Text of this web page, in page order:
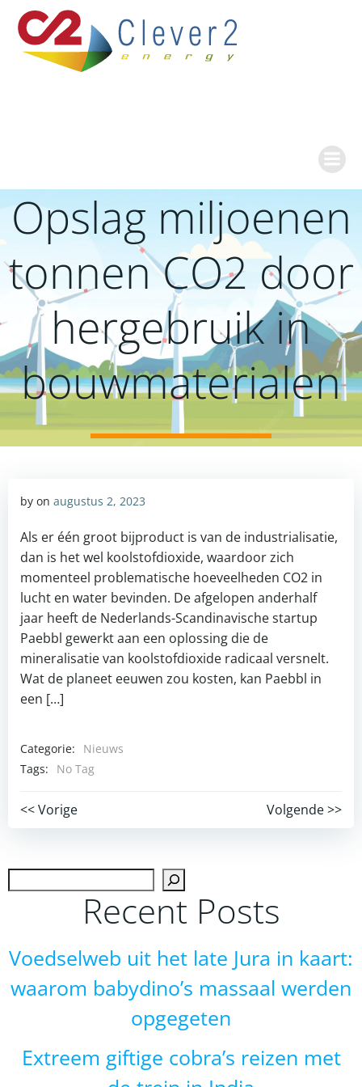
naar
de
inhoud
Opslag miljoenen
tonnen CO2 door
hergebruik in
bouwmaterialen
by on augustus 2, 2023
Als er één groot bijproduct is van de industrialisatie,
dan is het wel koolstofdioxide, waardoor zich
momenteel problematische hoeveelheden CO2 in
lucht en water bevinden. De afgelopen anderhalf
jaar heeft de Nederlands-Scandinavische startup
Paebbl gewerkt aan een oplossing die de
mineralisatie van koolstofdioxide radicaal versnelt.
Wat de planeet eeuwen zou kosten, kan Paebbl in
een […]
Categorie:
Nieuws
Tags:
No Tag
Post
navigation
<< Vorige
Post
navigation
Volgende >>
Recent Posts
Voedselweb uit het late Jura in kaart:
waarom babydino’s massaal werden
opgegeten
Extreem giftige cobra’s reizen met